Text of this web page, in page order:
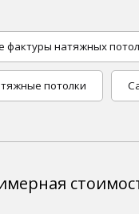
фактуры натяжных
потолки